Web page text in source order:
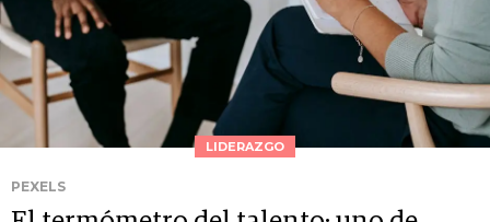
LIDERAZGO
PEXELS